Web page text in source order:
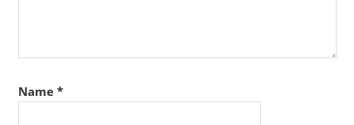
Name *